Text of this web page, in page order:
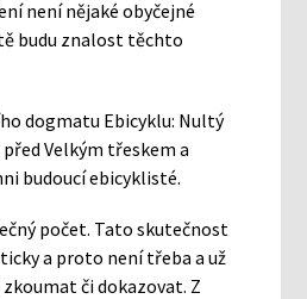
není nějaké obyčejné
budu znalost těchto
dogmatu Ebicyklu: Nultý
Velkým třeskem a
budoucí ebicyklisté.
počet. Tato skutečnost
a proto není třeba a už
či dokazovat. Z